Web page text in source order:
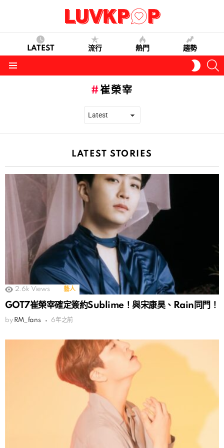
LATEST 流行 熱門 趨勢
SKIN
崔榮宰
LATEST STORIES
2.6k Views 藝人
GOT7崔榮宰確定簽約Sublime！與宋康昊、Rain同門！
by RM_fans 6年之前